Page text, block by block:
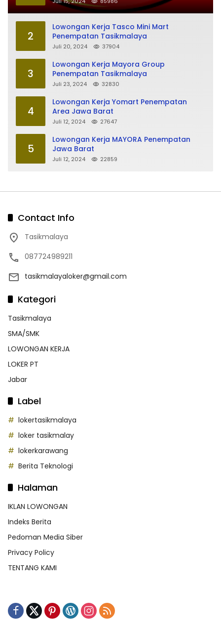
2
Lowongan Kerja Tasco Mini Mart
Penempatan Tasikmalaya
Juli 20, 2024 37904
3
Lowongan Kerja Mayora Group
Penempatan Tasikmalaya
Juli 23, 2024 32830
4
Lowongan Kerja Yomart Penempatan
Area Jawa Barat
Juli 12, 2024 27647
5
Lowongan Kerja MAYORA Penempatan
Jawa Barat
Juli 12, 2024 22859
Contact Info
Tasikmalaya
087724989211
tasikmalayaloker@gmail.com
Kategori
Tasikmalaya
SMA/SMK
LOWONGAN KERJA
LOKER PT
Jabar
Label
lokertasikmalaya
loker tasikmalay
lokerkarawang
Berita Teknologi
Halaman
IKLAN LOWONGAN
Indeks Berita
Pedoman Media Siber
Privacy Policy
TENTANG KAMI